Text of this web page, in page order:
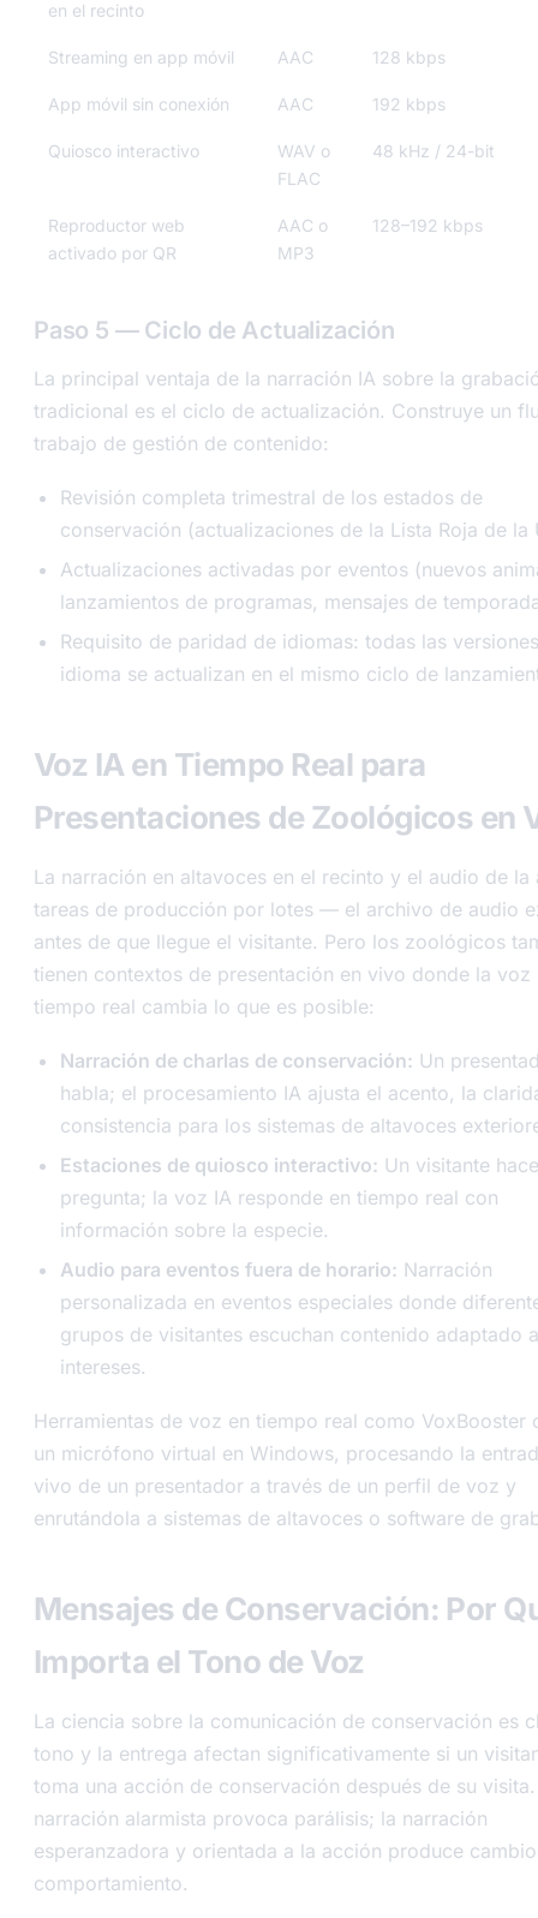
en el recinto
Streaming en app móvil AAC 128 kbps
App móvil sin conexión AAC 192 kbps
Quiosco interactivo
WAV o
FLAC
48 kHz / 24-bit
Reproductor web
activado por QR
AAC o
MP3
128–192 kbps
Paso 5 — Ciclo de Actualización
La principal ventaja de la narración IA sobre la
tradicional es el ciclo de actualización. Construye un
trabajo de gestión de contenido:
Revisión completa trimestral de los estados de
conservación (actualizaciones de la Lista Roja de la
Actualizaciones activadas por eventos (nuevos
lanzamientos de programas, mensajes de
Requisito de paridad de idiomas: todas las
idioma se actualizan en el mismo ciclo de
Voz IA en Tiempo Real para
Presentaciones de Zoológicos en
La narración en altavoces en el recinto y el audio de la
tareas de producción por lotes — el archivo de audio
antes de que llegue el visitante. Pero los zoológicos
tienen contextos de presentación en vivo donde la voz
tiempo real cambia lo que es posible:
Narración de charlas de conservación: Un
habla; el procesamiento IA ajusta el acento, la
consistencia para los sistemas de altavoces
Estaciones de quiosco interactivo: Un visitante
pregunta; la voz IA responde en tiempo real con
información sobre la especie.
Audio para eventos fuera de horario: Narración
personalizada en eventos especiales donde
grupos de visitantes escuchan contenido adaptado
intereses.
Herramientas de voz en tiempo real como VoxBooster
un micrófono virtual en Windows, procesando la
vivo de un presentador a través de un perfil de voz y
enrutándola a sistemas de altavoces o software de
Mensajes de Conservación: Por
Importa el Tono de Voz
La ciencia sobre la comunicación de conservación es
tono y la entrega afectan significativamente si un
toma una acción de conservación después de su
narración alarmista provoca parálisis; la narración
esperanzadora y orientada a la acción produce
comportamiento.